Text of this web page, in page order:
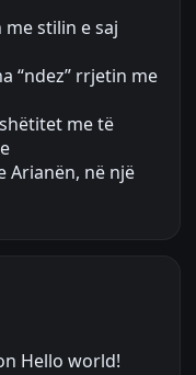
stilin e saj
“ndez” rrjetin me
me të
Arianën, në një
Hello world!